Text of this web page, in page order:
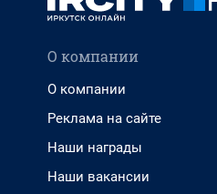
О компании
О компании
Реклама на сайте
Наши награды
Наши вакансии